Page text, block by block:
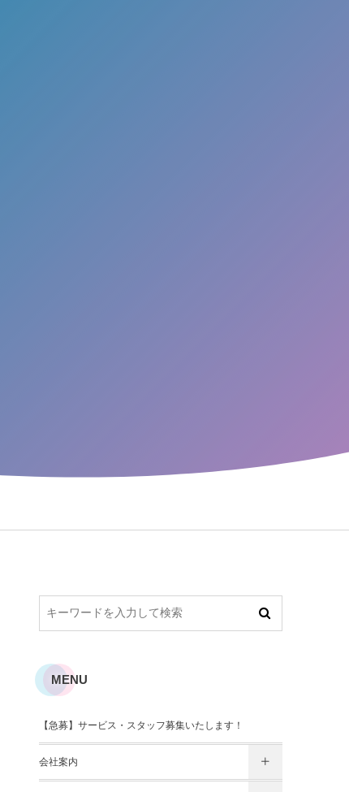
MENU
【急募】サービス・スタッフ募集いたします！
会社案内